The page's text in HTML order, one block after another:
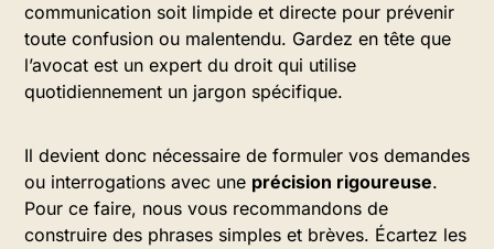
communication soit limpide et directe pour prévenir
toute confusion ou malentendu. Gardez en tête que
l’avocat est un expert du droit qui utilise
quotidiennement un jargon spécifique.
Il devient donc nécessaire de formuler vos demandes
ou interrogations avec une précision rigoureuse.
Pour ce faire, nous vous recommandons de
construire des phrases simples et brèves. Écartez les